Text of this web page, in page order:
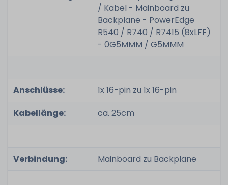
/ Kabel - Mainboard zu
Backplane - PowerEdge
R540 / R740 / R7415 (8xLFF)
- 0G5MMM / G5MMM
Anschlüsse:
1x 16-pin zu 1x 16-pin
Kabellänge:
ca. 25cm
Verbindung: Mainboard zu Backplane